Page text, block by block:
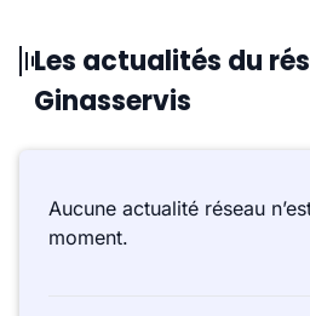
Les actualités du
Ginasservis
Aucune actualité réseau
moment.